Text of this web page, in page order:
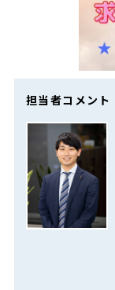
担当者コメント